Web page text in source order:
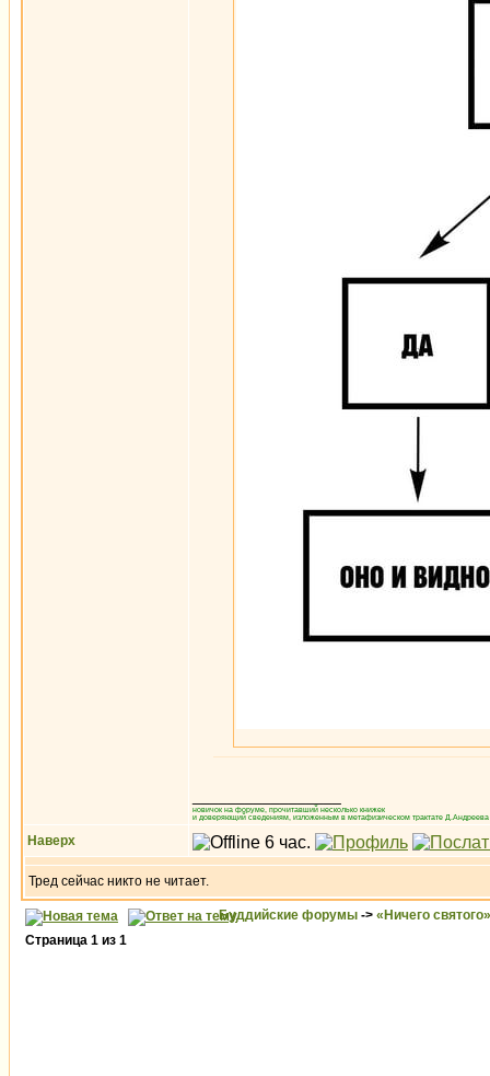
новичок на форуме, прочитавший несколько книжек
и доверяющий сведениям, изложенным в метафизическом трактате
Наверх
Тред сейчас никто не читает.
Буддийские форумы -> «Ничего святого»
Страница 1 из 1